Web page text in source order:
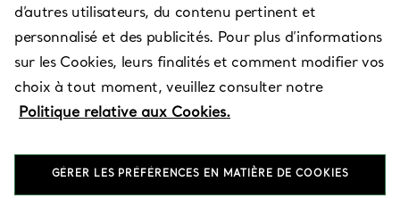
Services disponibles
934 87 46 69
d’autres utilisateurs, du contenu pertinent et
personnalisé et des publicités. Pour plus d’informations
sur les Cookies, leurs finalités et comment modifier vos
choix à tout moment, veuillez consulter notre
Politique relative aux Cookies.
GÉRER LES PRÉFÉRENCES EN MATIÈRE DE COOKIES